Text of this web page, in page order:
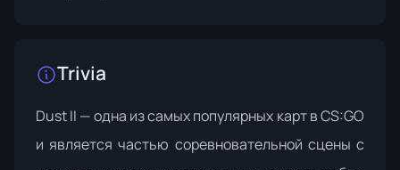
Trivia
Dust II — одна из самых популярных карт в CS:GO
и является частью соревновательной сцены с